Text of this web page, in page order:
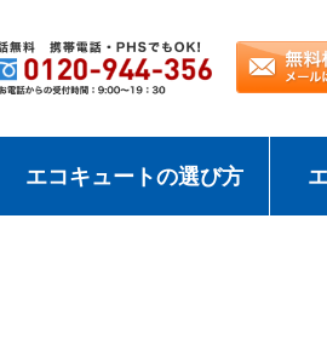
エコキュートの選び方